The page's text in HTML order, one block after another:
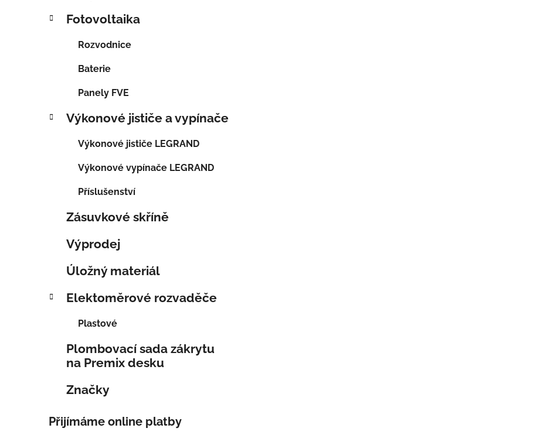
Fotovoltaika
Rozvodnice
Baterie
Panely FVE
Výkonové jističe a vypínače
Výkonové jističe LEGRAND
Výkonové vypínače LEGRAND
Příslušenství
Zásuvkové skříně
Výprodej
Úložný materiál
Elektoměrové rozvaděče
Plastové
Plombovací sada zákrytu
na Premix desku
Značky
Přijímáme online platby